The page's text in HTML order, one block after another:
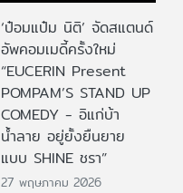
‘ป๋อมแป๋ม นิติ’ จัดสแตนด์
อัพคอมเมดี้ครั้งใหม่
“EUCERIN Present
POMPAM’S STAND UP
COMEDY - อิแก่บ้า
น้ำลาย อยู่ยั้งยืนยาย
แบบ SHINE ชรา”
27 พฤษภาคม 2026